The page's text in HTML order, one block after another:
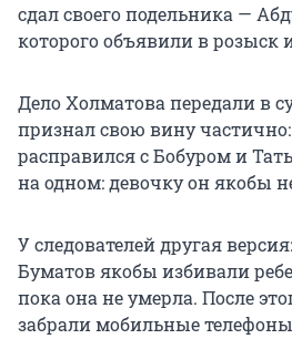
сдал своего подельника —
которого объявили в розыск
Дело Холматова передали в
признал свою вину частично:
расправился с Бобуром и
на одном: девочку он якобы
У следователей другая
Буматов якобы избивали
пока она не умерла. После
забрали мобильные